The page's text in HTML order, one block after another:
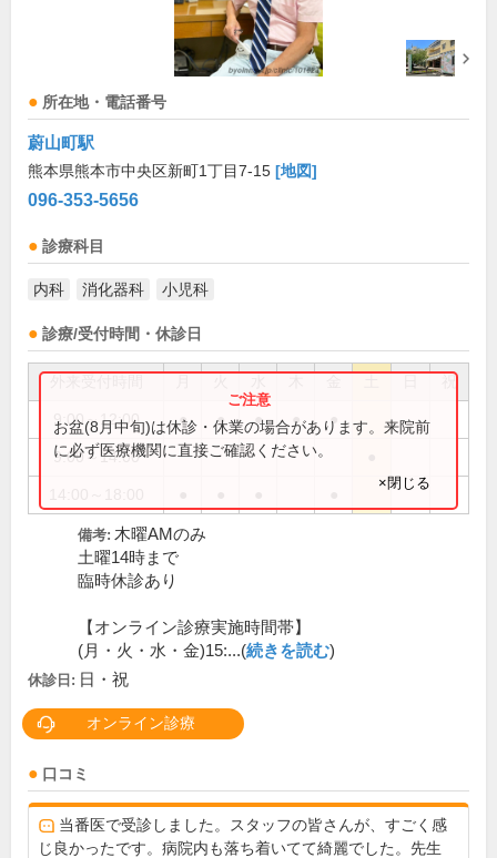
所在地・電話番号
蔚山町駅
熊本県熊本市中央区新町1丁目7-15 [地図]
096-353-5656
診療科目
内科 消化器科 小児科
診療/受付時間・休診日
祝
9:00～12:00 ● ● ● ● ●
9:00～14:00
お盆(8月中旬)は休診・休業の場合があります。来院前
に必ず医療機関に直接ご確認ください。
×閉じる
備考: 木曜AMのみ
土曜14時まで
臨時休診あり
【オンライン診療実施時間帯】
(月・火・水・金)15:...(続きを読む)
休診日: 日・祝
オンライン診療
口コミ
当番医で受診しました。スタッフの皆さんが、すごく感
じ良かったです。病院内も落ち着いてて綺麗でした。先生